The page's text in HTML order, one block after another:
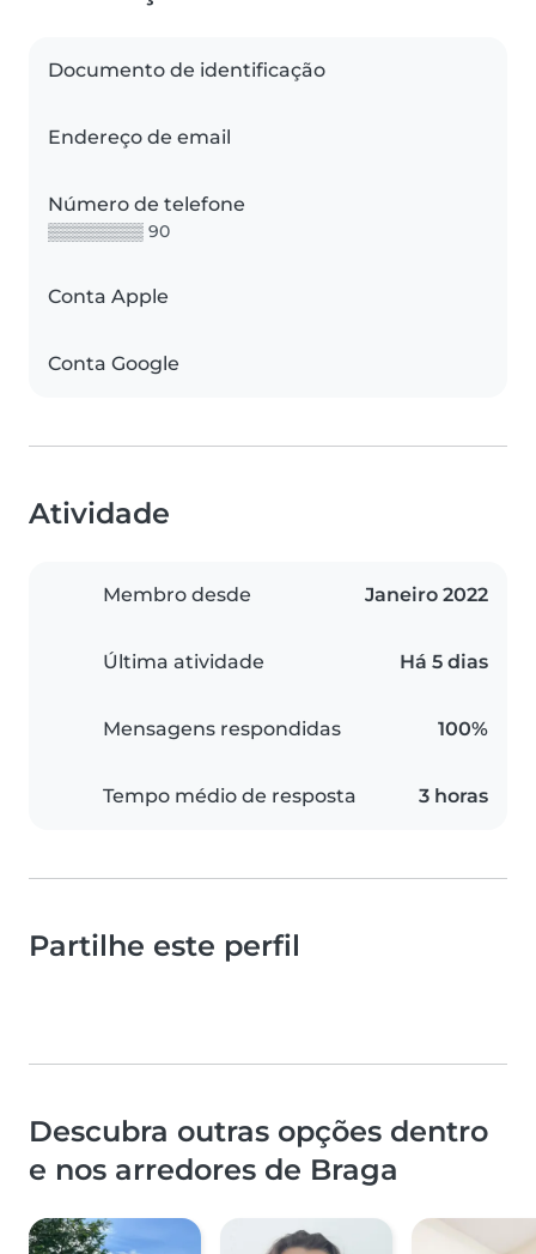
Documento de identificação
Endereço de email
Número de telefone
▒▒▒▒▒▒▒▒ 90
Conta Apple
Conta Google
Atividade
Membro desde Janeiro 2022
Última atividade Há 5 dias
Mensagens respondidas 100%
Tempo médio de resposta 3 horas
Partilhe este perfil
Descubra outras opções dentro
e nos arredores de Braga